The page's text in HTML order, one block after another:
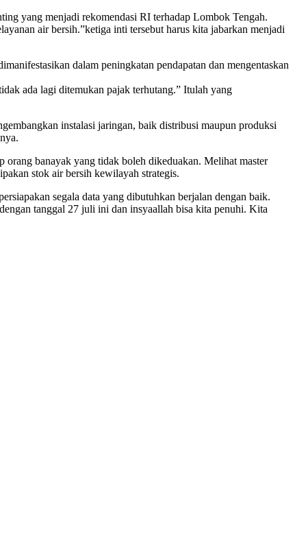
yang menjadi rekomendasi RI terhadap Lombok Tengah.
air bersih.”ketiga inti tersebut harus kita jabarkan menjadi
dalam peningkatan pendapatan dan mengentaskan
ada lagi ditemukan pajak terhutang.” Itulah yang
instalasi jaringan, baik distribusi maupun produksi
orang banayak yang tidak boleh dikeduakan. Melihat master
stok air bersih kewilayah strategis.
segala data yang dibutuhkan berjalan dengan baik.
tanggal 27 juli ini dan insyaallah bisa kita penuhi. Kita